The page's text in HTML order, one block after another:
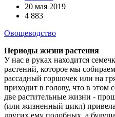
20 мая 2019
4 883
Овощеводство
Периоды жизни растения
У нас в руках находится
растений, которое мы
рассадный горшочек или на
приходит в голову, что в этом
две растительные жизни -
(или жизненный цикл)